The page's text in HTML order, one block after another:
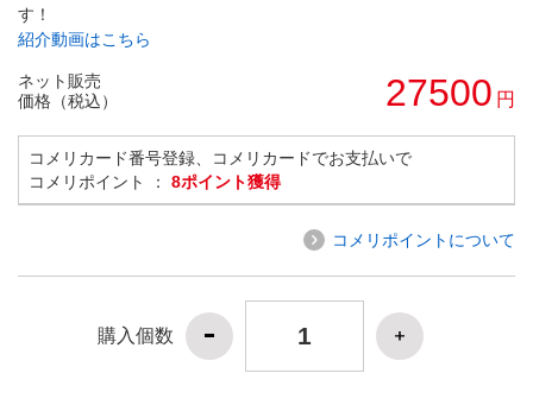
す！
紹介動画はこちら
ネット販売
価格（税込）
27500 円
コメリカード番号登録、コメリカードでお支払いで
コメリポイント ： 8ポイント獲得
コメリポイントについて
購入個数